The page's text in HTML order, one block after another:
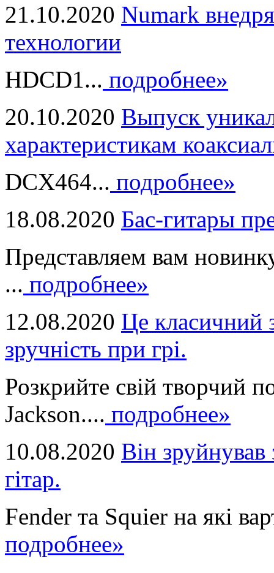
21.10.2020 Numark
технологии
HDCD1... подробнее»
20.10.2020 Выпуск
характеристикам
DCX464... подробнее»
18.08.2020 Бас-гитары
Представляем вам
... подробнее»
12.08.2020 Це класичний
зручність при грі.
Розкрийте свій творчий
Jackson.... подробнее»
10.08.2020 Він
гітар.
Fender та Squier на які
подробнее»